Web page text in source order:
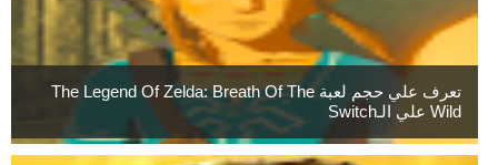
تعرف علي حجم لعبة The Legend Of Zelda: Breath Of The
Wild علي الـSwitch